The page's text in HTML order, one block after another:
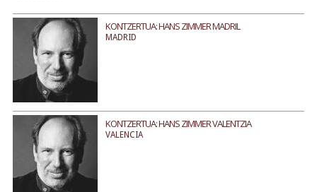
KONTZERTUA: HANS ZIMMER MADRIL
MADRID
KONTZERTUA: HANS ZIMMER VALENTZIA
VALENCIA